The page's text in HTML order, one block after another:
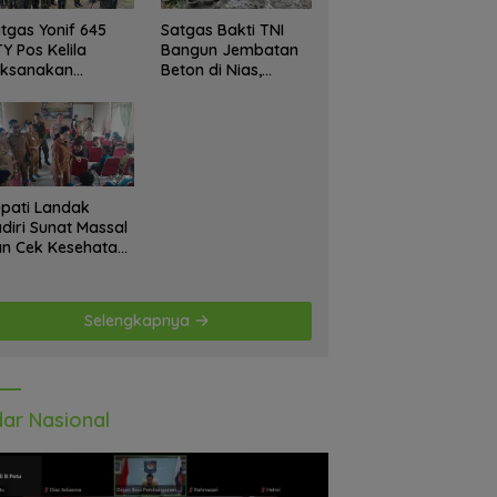
Yonif 645
Pos Kelila
Tokoh
dan Lurah
Satgas Bakti TNI
Bangun Jembatan
Beton di Nias,
Landak
Sunat Massal
Cek Kesehatan
Selengkapnya
Nasional